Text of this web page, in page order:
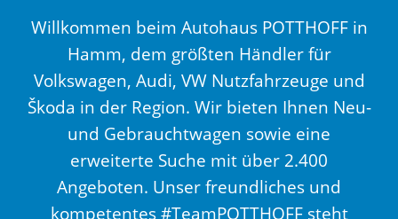
Willkommen beim Autohaus POTTHOFF in
Hamm, dem größten Händler für
Volkswagen, Audi, VW Nutzfahrzeuge und
Škoda in der Region. Wir bieten Ihnen Neu-
und Gebrauchtwagen sowie eine
erweiterte Suche mit über 2.400
Angeboten. Unser freundliches und
kompetentes #TeamPOTTHOFF steht